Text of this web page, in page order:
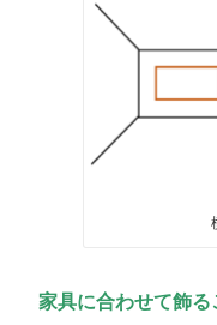
家具に合わせて飾る